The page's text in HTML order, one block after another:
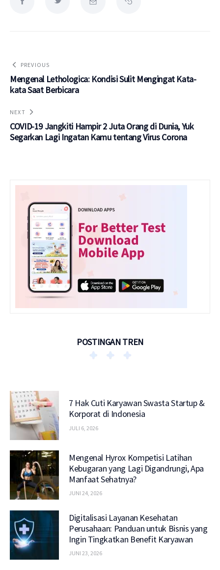
PREVIOUS
Mengenal Lethologica: Kondisi Sulit Mengingat Kata-
kata Saat Berbicara
NEXT
COVID-19 Jangkiti Hampir 2 Juta Orang di Dunia, Yuk
Segarkan Lagi Ingatan Kamu tentang Virus Corona
POSTINGAN TREN
7 Hak Cuti Karyawan Swasta Startup &
Korporat di Indonesia
JULI 6, 2026
Mengenal Hyrox Kompetisi Latihan
Kebugaran yang Lagi Digandrungi, Apa
Manfaat Sehatnya?
JUNI 24, 2026
Digitalisasi Layanan Kesehatan
Perusahaan: Panduan untuk Bisnis yang
Ingin Tingkatkan Benefit Karyawan
JUNI 23, 2026